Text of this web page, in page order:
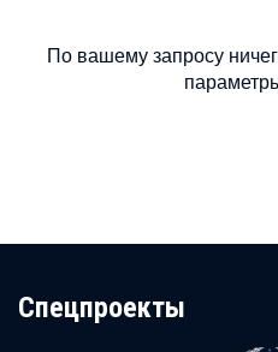
По вашему запросу
Cпецпроекты